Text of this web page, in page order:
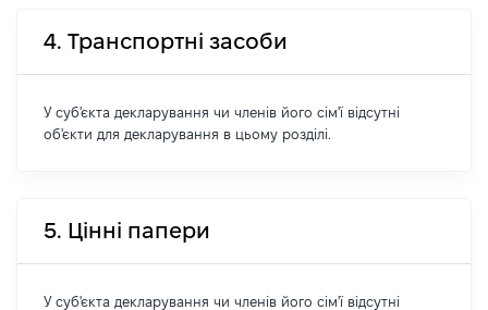
4. Транспортні засоби
У суб'єкта декларування чи членів його сім'ї відсутні
об'єкти для декларування в цьому розділі.
5. Цінні папери
У суб'єкта декларування чи членів його сім'ї відсутні